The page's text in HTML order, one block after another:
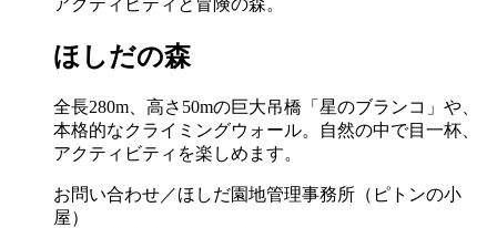
ほしだの森
全長280m、高さ50mの巨大吊橋「星のブランコ」や、
本格的なクライミングウォール。自然の中で目一杯、
アクティビティを楽しめます。
お問い合わせ／ほしだ園地管理事務所（ピトンの小
屋）